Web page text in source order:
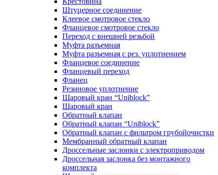
Штуцерное соединение
Клеевое смотровое стекло
Фланцевое смотровое стекло
Переход с внешней резьбой
Муфта разъемная
Муфта разъемная с рез. уплотнением
Фланцевое соединение
Фланцевый переход
Фланец
Резиновое уплотнение
Шаровый кран “Uniblock”
Шаровый кран
Обратный клапан
Обратный клапан “Uniblock”
Обратный клапан с фильтром грубойочистки
Мембранный обратный клапан
Дроссельные заслонки с электроприводом
Дроссельная заслонка без монтажного
комплекта